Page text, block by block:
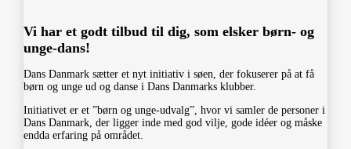
Vi har et godt tilbud til dig, som elsker børn- og
unge-dans!
Dans Danmark sætter et nyt initiativ i søen, der fokuserer på at få
børn og unge ud og danse i Dans Danmarks klubber.
Initiativet er et ”børn og unge-udvalg”, hvor vi samler de personer i
Dans Danmark, der ligger inde med god vilje, gode idéer og måske
endda erfaring på området.